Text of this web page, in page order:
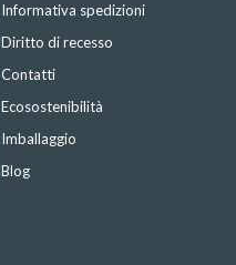
Informativa spedizioni
Diritto di recesso
Contatti
Ecosostenibilità
Imballaggio
Blog